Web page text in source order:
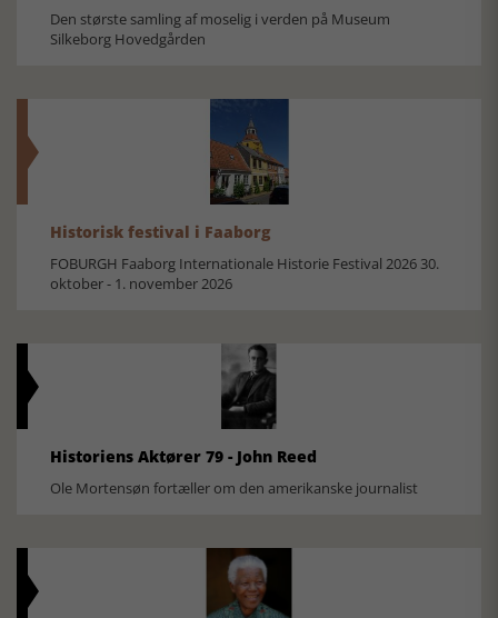
Den største samling af moselig i verden på Museum
Silkeborg Hovedgården
Historisk festival i Faaborg
FOBURGH Faaborg Internationale Historie Festival 2026 30.
oktober - 1. november 2026
Historiens Aktører 79 - John Reed
Ole Mortensøn fortæller om den amerikanske journalist